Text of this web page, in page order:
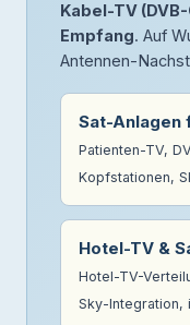
Kabel-TV (DVB-
Empfang. Auf
Antennen-
Sat-Anlagen
Patienten-TV,
Kopfstationen,
Hotel-TV &
Hotel-TV-
Sky-Integration,